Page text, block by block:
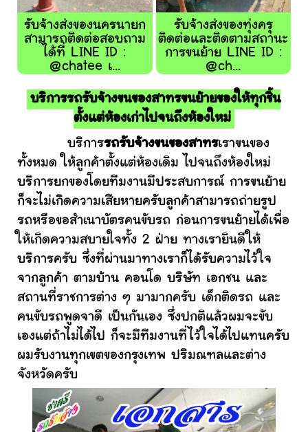
รับจ้างส่งของนครนายก
สามารถติดต่อสอบถาม
ได้ที่ LINE ID :
@chatee เ...
รับจ้างส่งของทุ่งครุ
ติดต่อและติดตามสถานะ
การขนย้าย LINE ID :
@ch...
บริการรถรับจ้างขนของสาทรขนย้ายของให้ทุกชิ้น
ตั้งแต่ห้องเก่าไปจนถึงห้องใหม่
บริการรถรับจ้างขนของสาทรเราขนของ
ทั้งหมด ให้ลูกค้าตั้งแต่ห้องเดิม ไปจนถึงห้องใหม่
บริการยกของโดยทีมงานมีประสบการณ์ การขนย้าย
ก็จะไม่เกิดความเสียหายครับลูกค้าสามารถถ่ายรูป
รถหรือขอสำเนาบัตรคนขับรถ ก่อนการขนย้ายได้เพื่อ
ให้เกิดความสบายใจทั้ง 2 ฝ่าย ทางเรายินดีให้
บริการครับ ซึ่งที่ผ่านมาทางเราก็ได้รับความไว้ใจ
จากลูกค้า ตามบ้าน คอนโด บริษัท เอกชน และ
สถานที่ราชการต่าง ๆ มามากครับ เด็กติดรถ และ
คนขับรถพูดจาดี เป็นกันเอง ซึ่งปกติแล้วผมจะขับ
เองแต่ถ้าไม่ได้ไป ก็จะมีทีมงานที่ไว้ใจได้ไปแทนครับ
ผมรับงานทุกเขตของกรุงเทพ ปริมณฑลและต่าง
จังหวัดครับ